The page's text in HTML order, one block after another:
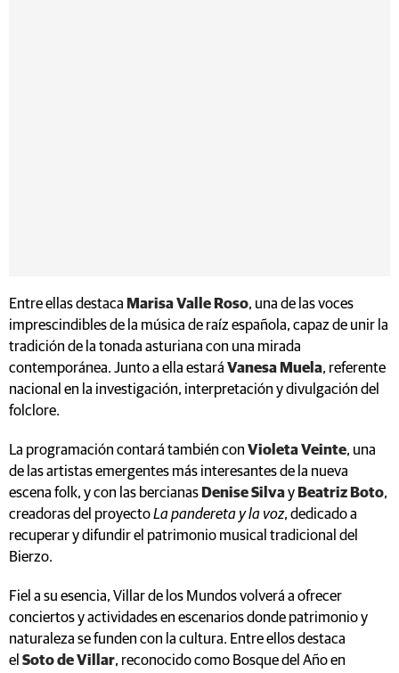
Entre ellas destaca Marisa Valle Roso, una de las voces
imprescindibles de la música de raíz española, capaz de unir la
tradición de la tonada asturiana con una mirada
contemporánea. Junto a ella estará Vanesa Muela, referente
nacional en la investigación, interpretación y divulgación del
folclore.
La programación contará también con Violeta Veinte, una
de las artistas emergentes más interesantes de la nueva
escena folk, y con las bercianas Denise Silvay Beatriz Boto,
creadoras del proyectoLa pandereta y la voz, dedicado a
recuperar y difundir el patrimonio musical tradicional del
Bierzo.
Fiel a su esencia, Villar de los Mundos volverá a ofrecer
conciertos y actividades en escenarios donde patrimonio y
naturaleza se funden con la cultura. Entre ellos destaca
el Soto de Villar, reconocido como Bosque del Año en